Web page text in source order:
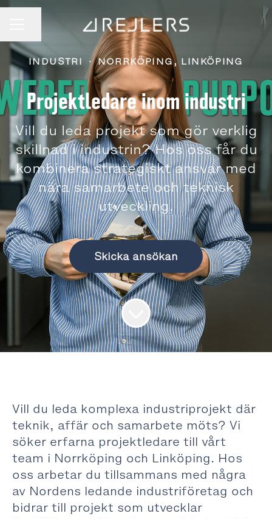
KARRIÄRMENY
Dela sidan
INDUSTRI · NORRKÖPING, LINKÖPING
Projektledare inom industri
Vill du leda projekt som gör verklig
skillnad i industrin? Hos oss får du
kombinera strategiskt ansvar med
nära samarbete och teknisk
utveckling.
Skicka ansökan
Vill du leda komplexa industriprojekt där
teknik, affär och samarbete möts? Vi
söker erfarna projektledare till vårt
team i Norrköping och Linköping. Hos
oss arbetar du tillsammans med några
av Nordens ledande industriföretag och
bidrar till projekt som utvecklar